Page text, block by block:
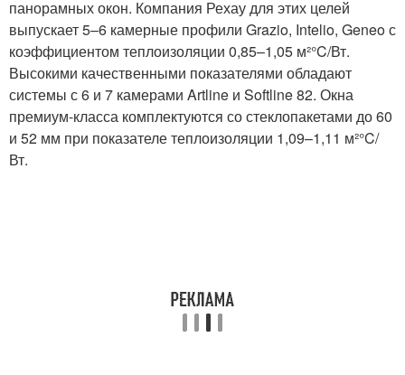
панорамных окон. Компания Рехау для этих целей
выпускает 5–6 камерные профили Grazio, Intelio, Geneo с
коэффициентом теплоизоляции 0,85–1,05 м²°C/Вт.
Высокими качественными показателями обладают
системы с 6 и 7 камерами Artline и Softline 82. Окна
премиум-класса комплектуются со стеклопакетами до 60
и 52 мм при показателе теплоизоляции 1,09–1,11 м²°C/
Вт.